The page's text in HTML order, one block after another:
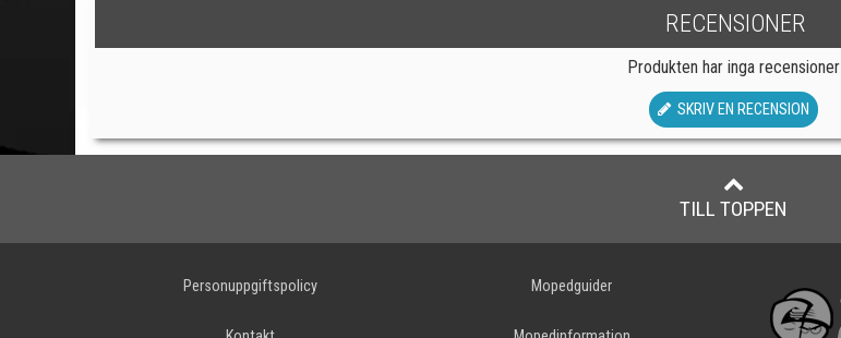
RECENSIONER
Produkten har inga recensioner
SKRIV EN RECENSION
TILL TOPPEN
Personuppgiftspolicy Mopedguider